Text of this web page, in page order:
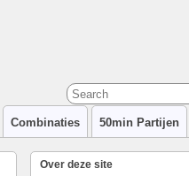
Combinaties 50min Partijen
Over deze site